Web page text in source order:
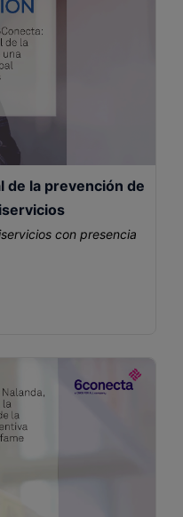
de la prevención de
con presencia